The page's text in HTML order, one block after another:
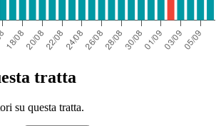
tratta
su questa tratta.